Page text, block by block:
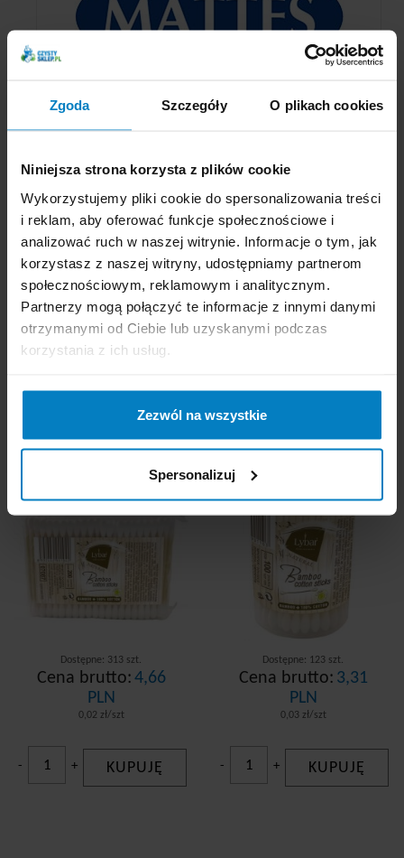
Zgoda Szczegóły O plikach cookies
Niniejsza strona korzysta z plików cookie
Wykorzystujemy pliki cookie do spersonalizowania treści
i reklam, aby oferować funkcje społecznościowe i
analizować ruch w naszej witrynie. Informacje o tym, jak
korzystasz z naszej witryny, udostępniamy partnerom
społecznościowym, reklamowym i analitycznym.
Partnerzy mogą połączyć te informacje z innymi danymi
otrzymanymi od Ciebie lub uzyskanymi podczas
korzystania z ich usług.
Zezwól na wszystkie
Spersonalizuj
uszu 200szt. pudełko
Ten produkt nie posiada jeszcze komentarzy
Dodaj nowy komentarz
POLECAMY
Mattes Lybar patyczki
200szt. folia
Dostępne: 313 szt.
Cena brutto: 4,66
PLN
0,02 zł/szt
- + KUPUJĘ
Mattes Lybar patyczki
bambusowe do uszu
100szt. pudełko
Dostępne: 123 szt.
Cena brutto: 3,31
PLN
0,03 zł/szt
- + KUPUJĘ